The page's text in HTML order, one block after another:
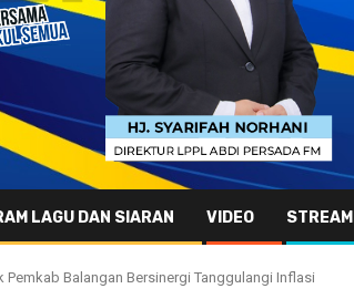
LAGU DAN SIARAN VIDEO
Pemkab Balangan Bersinergi Tanggulangi Inflasi